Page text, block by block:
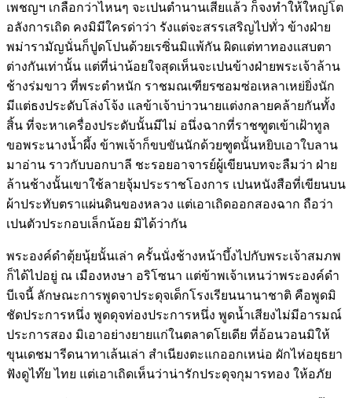
เพชญฯ เกลือกว่าไหนๆ จะเปนตำนานเสียแล้ว ก็จงทำให้ใหญ่โต
อลังการเถิด คงมิมีใครด่าว่า รังแต่จะสรรเสริญไปทั่ว ข้างฝ่าย
พม่ารามัญนั่นก็ปูดโปนด้วยเรซิ่นมิแพ้กัน ผิดแต่ทาทองแสบตา
ต่างกันเท่านั้น แต่ที่น่าน้อยใจสุดเห็นจะเปนข้างฝ่ายพระเจ้าล้าน
ช้างร่มขาว ที่พระตำหนัก ราชมณเฑียรซอมซ่อเหลาเหย่ยิ่งนัก
มีแต่ธงประดับโล่งโจ้ง แลข้าเจ้าบ่าวนายแต่งกลายคล้ายกันทั้ง
สิ้น ที่จะหาเครื่องประดับนั้นมีไม่ อนึ่งฉากที่ราชฑูตเข้าเฝ้าทูล
ขอพระนางน้ำผึ้ง ข้าพเจ้าก็ขบขันนักด้วยฑูตนั้นหยิบเอาใบลาน
มาอ่าน ราวกับบอกบาลี ชะรอยอาจารย์ผู้เขียนบทจะลืมว่า ฝ่าย
ล้านช้างนั้นเขาใช้ลายจุ้มประราชโองการ เปนหนังสือที่เขียนบน
ผ้าประทับตราแผ่นดินของหลวง แต่เอาเถิดออกสองฉาก ถือว่า
เปนตัวประกอบเล็กน้อย มิได้ว่ากัน
พระองค์ดำตุ้ยนุ้ยนั้นเล่า ครั้นนั่งช้างหน้าบึ้งไปกับพระเจ้าสมภพ
ก็ได้ไปอยู่ ณ เมืองหงษา อริโซนา แต่ข้าพเจ้าเหนว่าพระองค์ดำ
บีเจนี้ ลักษณะการพูดจาประดุจเด็กโรงเรียนนานาชาติ คือพูดมิ
ชัดประการหนึ่ง พูดดุจท่องประการหนึ่ง พูดน้ำเสียงไม่มีอารมณ์
ประการสอง มิเอาอย่างยายแก่ในตลาดโยเดีย ที่อ้อนวอนมิให้
ขุนเดชมารีดนาทาเล้นเล่า สำเนียงตะแกออกเหน่อ ผักไห่อยุธยา
ฟังดูไท๊ย ไทย แต่เอาเถิดเห็นว่าน่ารักประดุจกุมารทอง ให้อภัย